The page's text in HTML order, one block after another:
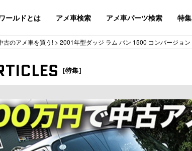
ールドとは アメ車検索 アメ車パーツ検索 特集
古のアメ車を買う! > 2001年型ダッジ ラム バン 1500 コンバージョン
［特集］